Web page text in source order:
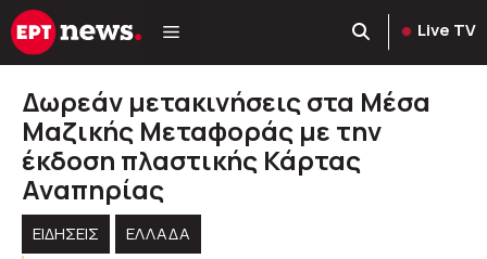
Μετάβαση
σε
Live TV
Δωρεάν μετακινήσεις στα Μέσα
Μαζικής Μεταφοράς με την
έκδοση πλαστικής Κάρτας
Αναπηρίας
ΕΙΔΗΣΕΙΣ
ΕΛΛΑΔΑ